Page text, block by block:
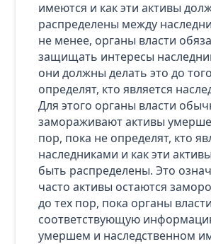
имеются и как эти активы
распределены между
не менее, органы власти
защищать интересы
они должны делать это до
определят, кто является
Для этого органы власти
замораживают активы
пор, пока не определят, кто
наследниками и как эти
быть распределены. Это
часто активы остаются
до тех пор, пока органы
соответствующую
умершем и наследственном